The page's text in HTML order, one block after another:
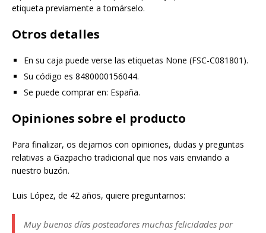
etiqueta previamente a tomárselo.
Otros detalles
En su caja puede verse las etiquetas None (FSC-C081801).
Su código es 8480000156044.
Se puede comprar en: España.
Opiniones sobre el producto
Para finalizar, os dejamos con opiniones, dudas y preguntas
relativas a Gazpacho tradicional que nos vais enviando a
nuestro buzón.
Luis López, de 42 años, quiere preguntarnos:
Muy buenos días posteadores muchas felicidades por